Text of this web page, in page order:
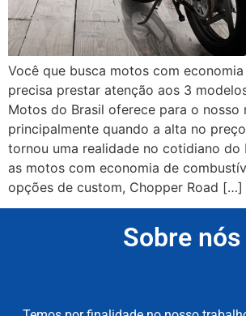
Você que busca motos com
precisa prestar atenção aos 3
Motos do Brasil oferece para o nosso
principalmente quando a alta no
tornou uma realidade no cotidiano do
as motos com economia de
opções de custom, Chopper Road […]
Sobre nós